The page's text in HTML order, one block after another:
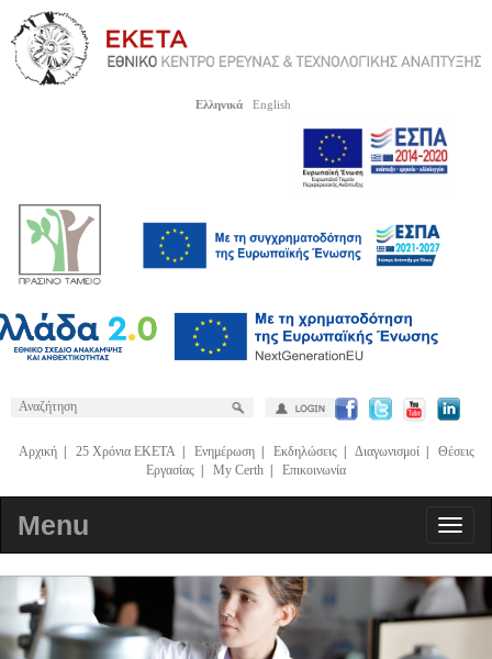
Ελληνικά English
Αρχική| 25 Χρόνια ΕΚΕΤΑ| Ενημέρωση| Εκδηλώσεις| Διαγωνισμοί| Θέσεις
Εργασίας
My Certh Επικοινωνία
Menu